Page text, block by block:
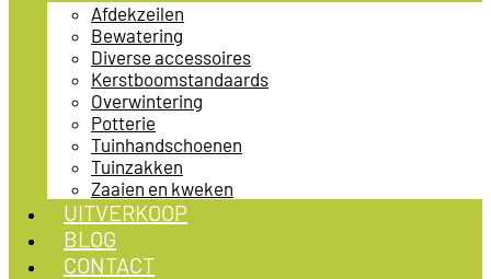
Afdekzeilen
Bewatering
Diverse accessoires
Kerstboomstandaards
Overwintering
Potterie
Tuinhandschoenen
Tuinzakken
Zaaien en kweken
UITVERKOOP
BLOG
CONTACT